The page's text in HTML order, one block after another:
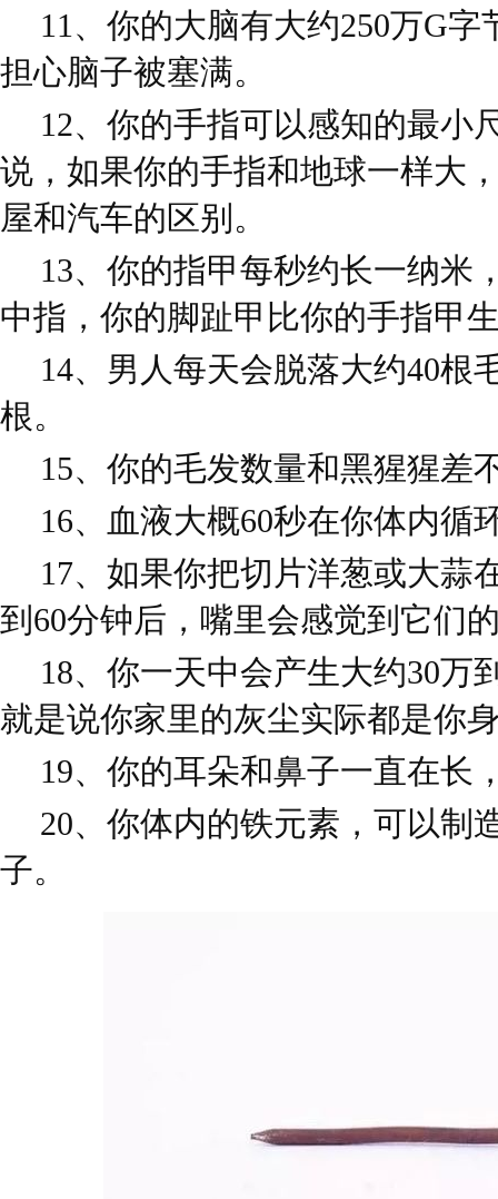
11、你的大脑有大约250万G
担心脑子被塞满。
12、你的手指可以感知的最小
说，如果你的手指和地球一样大
屋和汽车的区别。
13、你的指甲每秒约长一纳米
中指，你的脚趾甲比你的手指甲
14、男人每天会脱落大约40根
根。
15、你的毛发数量和黑猩猩差
16、血液大概60秒在你体内循
17、如果你把切片洋葱或大蒜
到60分钟后，嘴里会感觉到它们
18、你一天中会产生大约30万
就是说你家里的灰尘实际都是你
19、你的耳朵和鼻子一直在长
20、你体内的铁元素，可以制
子。